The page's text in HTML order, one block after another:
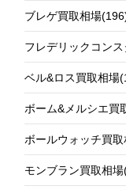
ブレゲ買取相場
フレデリックコン
ベル&ロス買取相場
ボーム&メルシエ買
ボールウォッチ買
モンブラン買取相場